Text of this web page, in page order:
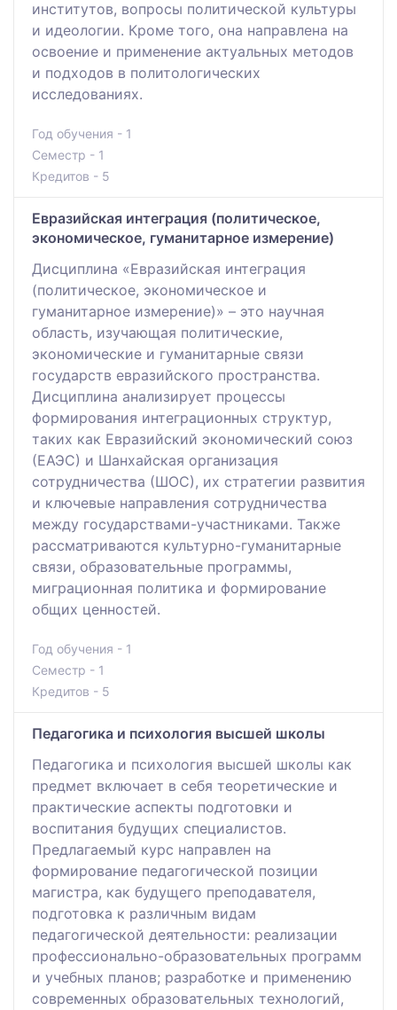
институтов, вопросы политической культуры
и идеологии. Кроме того, она направлена на
освоение и применение актуальных методов
и подходов в политологических
исследованиях.
Год обучения - 1
Семестр - 1
Кредитов - 5
Евразийская интеграция (политическое,
экономическое, гуманитарное измерение)
Дисциплина «Евразийская интеграция
(политическое, экономическое и
гуманитарное измерение)» – это научная
область, изучающая политические,
экономические и гуманитарные связи
государств евразийского пространства.
Дисциплина анализирует процессы
формирования интеграционных структур,
таких как Евразийский экономический союз
(ЕАЭС) и Шанхайская организация
сотрудничества (ШОС), их стратегии развития
и ключевые направления сотрудничества
между государствами-участниками. Также
рассматриваются культурно-гуманитарные
связи, образовательные программы,
миграционная политика и формирование
общих ценностей.
Год обучения - 1
Семестр - 1
Кредитов - 5
Педагогика и психология высшей школы
Педагогика и психология высшей школы как
предмет включает в себя теоретические и
практические аспекты подготовки и
воспитания будущих специалистов.
Предлагаемый курс направлен на
формирование педагогической позиции
магистра, как будущего преподавателя,
подготовка к различным видам
педагогической деятельности: реализации
профессионально-образовательных программ
и учебных планов; разработке и применению
современных образовательных технологий,